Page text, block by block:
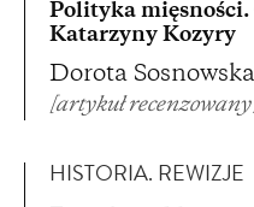
Polityka
Katarzyny Kozyry
Dorota Sosnowska
[artykuł
HISTORIA. REWIZJE